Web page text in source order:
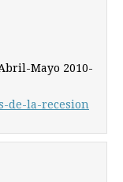
Abril-Mayo 2010-
de-la-recesion